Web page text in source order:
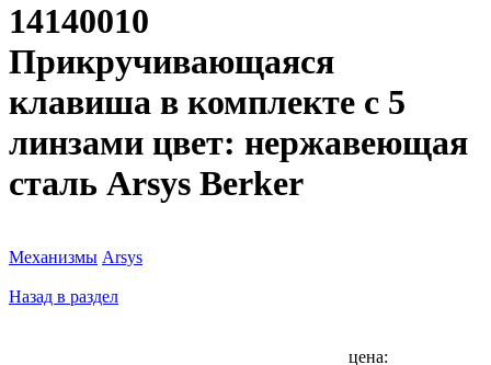
14140010
Прикручивающаяся
клавиша в комплекте с 5
линзами цвет: нержавеющая
сталь Arsys Berker
Механизмы Arsys
Назад в раздел
цена: